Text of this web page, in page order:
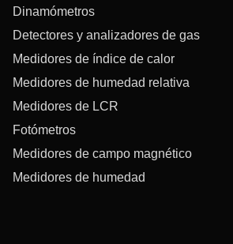
Dinamómetros
Detectores y analizadores de gas
Medidores de índice de calor
Medidores de humedad relativa
Medidores de LCR
Fotómetros
Medidores de campo magnético
Medidores de humedad